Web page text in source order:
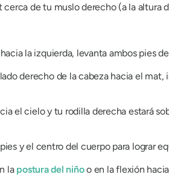
de tu muslo derecho (a la altura
la izquierda, levanta ambos pies
derecho de la cabeza hacia el mat,
el cielo y tu rodilla derecha estará
y el centro del cuerpo para lograr
la postura del niñoo en la flexión